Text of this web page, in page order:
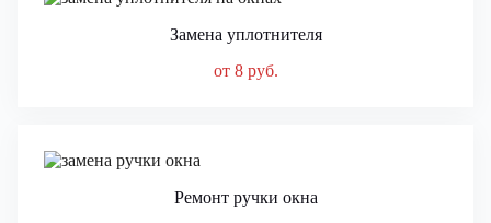
Замена уплотнителя
от 8 руб.
Ремонт ручки окна